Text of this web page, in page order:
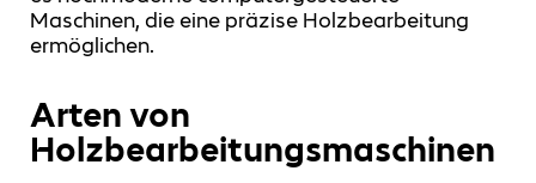
Maschinen, die eine präzise Holzbearbeitung
ermöglichen.
Arten von
Holzbearbeitungsmaschinen